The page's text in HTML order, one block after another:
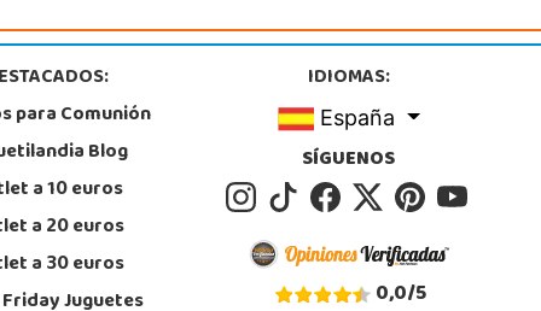
Gines
Tienda
Juguetilandia Leganés
comercial Plaza Nueva, Avenida Puerta del Sol 2, mediana 2-A
para Comunión
Blog
a 10 euros
a 20 euros
a 30 euros
Juguetes
IDIOMAS:
España
SÍGUENOS
0,0/5